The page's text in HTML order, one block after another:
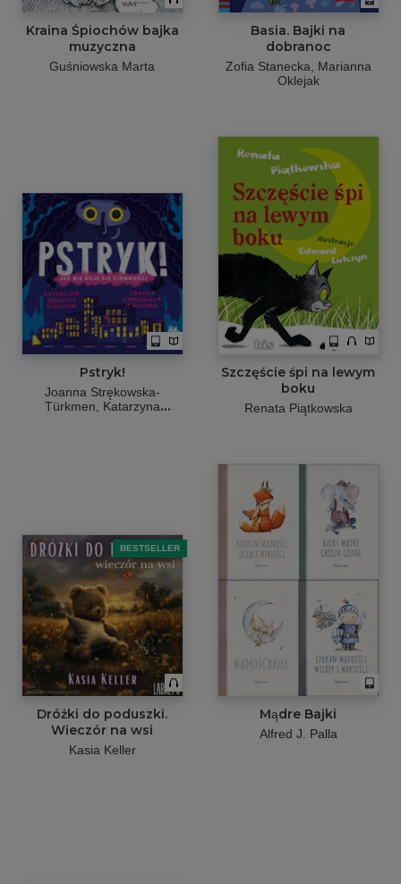
Kraina Śpiochów bajka
muzyczna
Guśniowska Marta
Basia. Bajki na
dobranoc
Zofia Stanecka, Marianna
Oklejak
Pstryk!
Joanna Strękowska-
Türkmen
Katarzyna
Szczęście śpi na lewym
boku
Renata Piątkowska
BESTSELLER
Dróżki do poduszki.
Wieczór na wsi
Kasia Keller
Mądre Bajki
Alfred J. Palla